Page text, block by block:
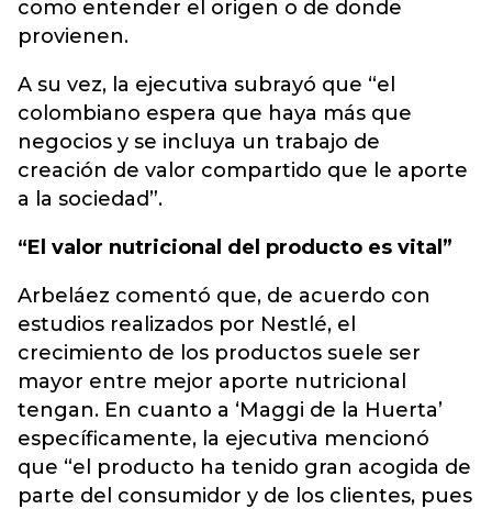
como entender el origen o de donde
provienen.
A su vez, la ejecutiva subrayó que “el
colombiano espera que haya más que
negocios y se incluya un trabajo de
creación de valor compartido que le aporte
a la sociedad”.
“El valor nutricional del producto es vital”
Arbeláez comentó que, de acuerdo con
estudios realizados por Nestlé, el
crecimiento de los productos suele ser
mayor entre mejor aporte nutricional
tengan. En cuanto a ‘Maggi de la Huerta’
específicamente, la ejecutiva mencionó
que “el producto ha tenido gran acogida de
parte del consumidor y de los clientes, pues